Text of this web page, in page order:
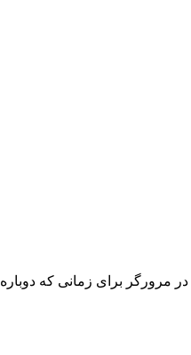
مرورگر برای زمانی که